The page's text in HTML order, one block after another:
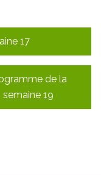
17
de la
semaine 19